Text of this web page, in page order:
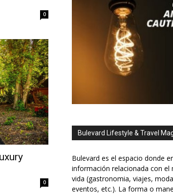
0
0
Bulevard Lifestyle & Travel
Bulevard es el espacio donde
información relacionada con el
vida (gastronomia, viajes,
eventos, etc.). La forma o